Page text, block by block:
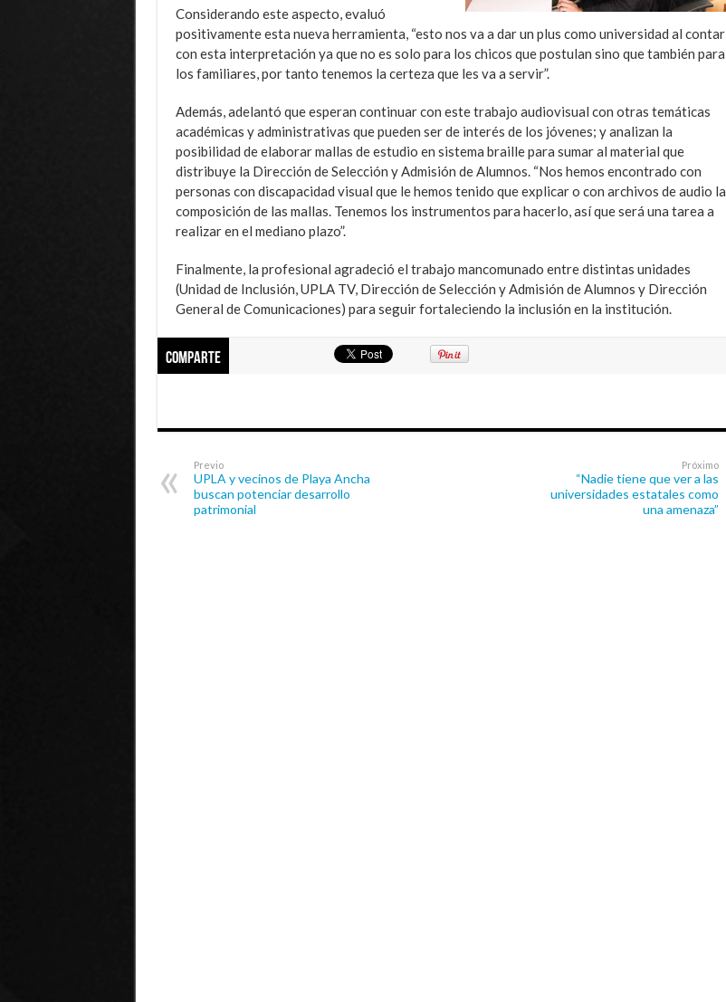
Considerando este aspecto, evaluó
positivamente esta nueva herramienta, “esto nos va a dar un plus como universidad al contar
con esta interpretación ya que no es solo para los chicos que postulan sino que también para
los familiares, por tanto tenemos la certeza que les va a servir”.
Además, adelantó que esperan continuar con este trabajo audiovisual con otras temáticas
académicas y administrativas que pueden ser de interés de los jóvenes; y analizan la
posibilidad de elaborar mallas de estudio en sistema braille para sumar al material que
distribuye la Dirección de Selección y Admisión de Alumnos. “Nos hemos encontrado con
personas con discapacidad visual que le hemos tenido que explicar o con archivos de audio la
composición de las mallas. Tenemos los instrumentos para hacerlo, así que será una tarea a
realizar en el mediano plazo”.
Finalmente, la profesional agradeció el trabajo mancomunado entre distintas unidades
(Unidad de Inclusión, UPLA TV, Dirección de Selección y Admisión de Alumnos y Dirección
General de Comunicaciones) para seguir fortaleciendo la inclusión en la institución.
Comparte
Previo
UPLA y vecinos de Playa Ancha
buscan potenciar desarrollo
patrimonial
Próximo
“Nadie tiene que ver a las
universidades estatales como
una amenaza”